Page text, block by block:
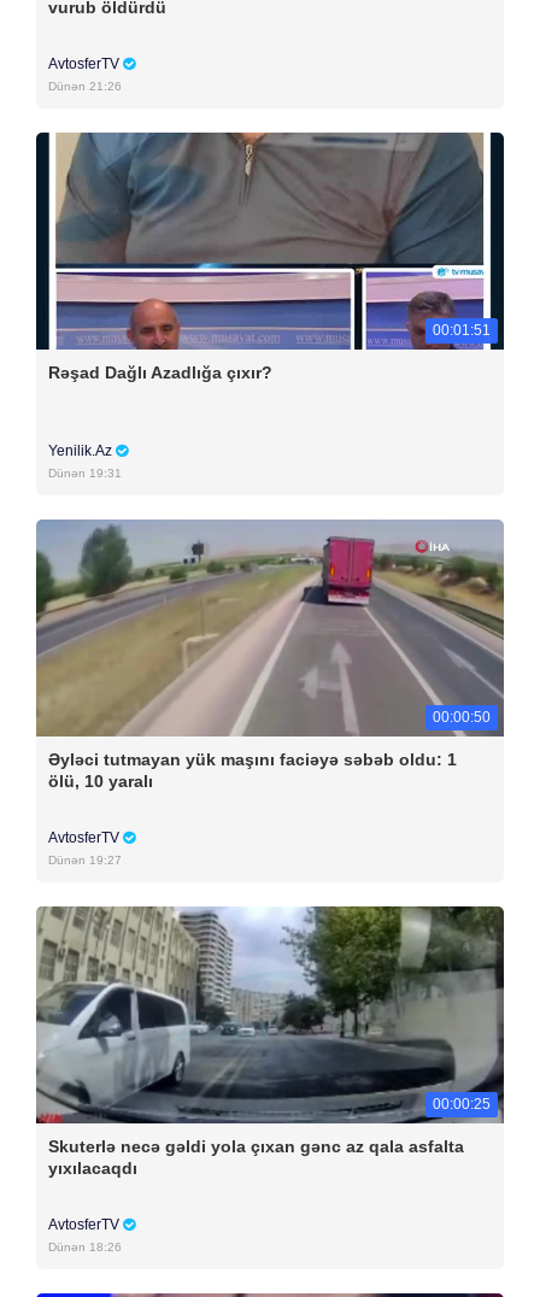
vurub öldürdü
AvtosferTV
Dünən 21:26
00:01:51
Rəşad Dağlı Azadlığa çıxır?
Yenilik.Az
Dünən 19:31
00:00:50
Əyləci tutmayan yük maşını faciəyə səbəb oldu: 1
ölü, 10 yaralı
AvtosferTV
Dünən 19:27
00:00:25
Skuterlə necə gəldi yola çıxan gənc az qala asfalta
yıxılacaqdı
AvtosferTV
Dünən 18:26